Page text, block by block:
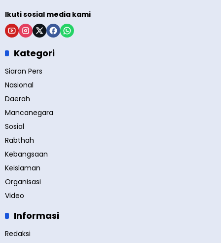
Ikuti sosial media kami
Kategori
Siaran Pers
Nasional
Daerah
Mancanegara
Sosial
Rabthah
Kebangsaan
Keislaman
Organisasi
Video
Informasi
Redaksi